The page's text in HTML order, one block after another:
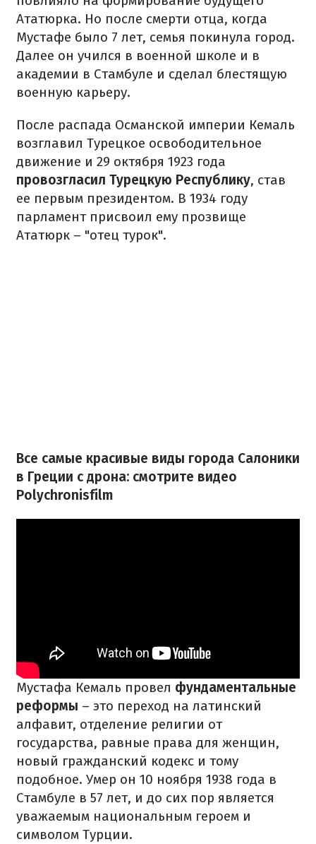
Ататюрка. Но после смерти отца, когда
Мустафе было 7 лет, семья покинула город.
Далее он учился в военной школе и в
академии в Стамбуле и сделал блестящую
военную карьеру.
После распада Османской империи Кемаль
возглавил Турецкое освободительное
движение и 29 октября 1923 года
провозгласил Турецкую Республику, став
ее первым президентом. В 1934 году
парламент присвоил ему прозвище
Ататюрк – "отец турок".
Все самые красивые виды города Салоники
в Греции с дрона: смотрите видео
Polychronisfilm
Мустафа Кемаль провел фундаментальные
реформы – это переход на латинский
алфавит, отделение религии от
государства, равные права для женщин,
новый гражданский кодекс и тому
подобное. Умер он 10 ноября 1938 года в
Стамбуле в 57 лет, и до сих пор является
уважаемым национальным героем и
символом Турции.